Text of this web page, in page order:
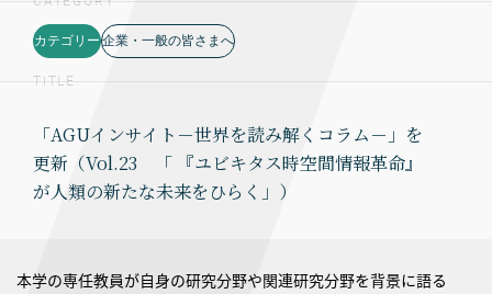
カテゴリー 企業・一般の皆さまへ
TITLE
「AGUインサイト－世界を読み解くコラム－」を
更新（Vol.23 「 『ユビキタス時空間情報革命』
が人類の新たな未来をひらく」）
本学の専任教員が自身の研究分野や関連研究分野を背景に語る